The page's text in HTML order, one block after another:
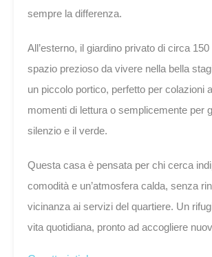
sempre la differenza.
All’esterno, il giardino privato di circa
spazio prezioso da vivere nella bella
un piccolo portico, perfetto per colazioni
momenti di lettura o semplicemente per
silenzio e il verde.
Questa casa è pensata per chi cerca
comodità e un’atmosfera calda, senza
vicinanza ai servizi del quartiere. Un
vita quotidiana, pronto ad accogliere